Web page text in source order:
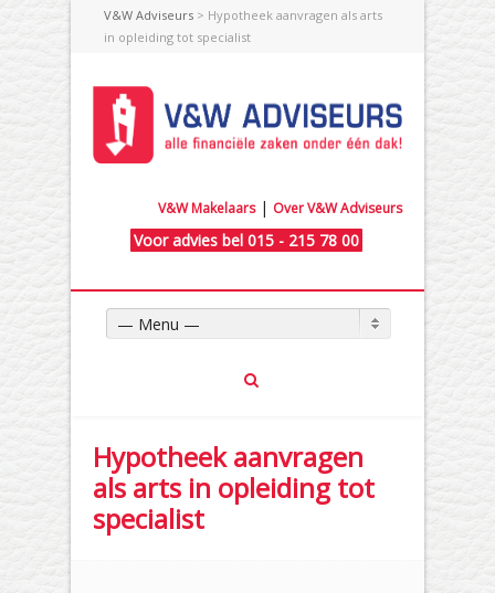
V&W Adviseurs > Hypotheek aanvragen als arts
in opleiding tot specialist
V&W Makelaars| Over V&W Adviseurs
Voor advies bel 015 - 215 78 00
— Menu —
Hypotheek aanvragen
als arts in opleiding tot
specialist